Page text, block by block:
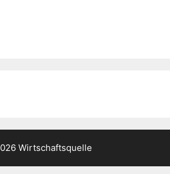
Wirtschaftsquelle